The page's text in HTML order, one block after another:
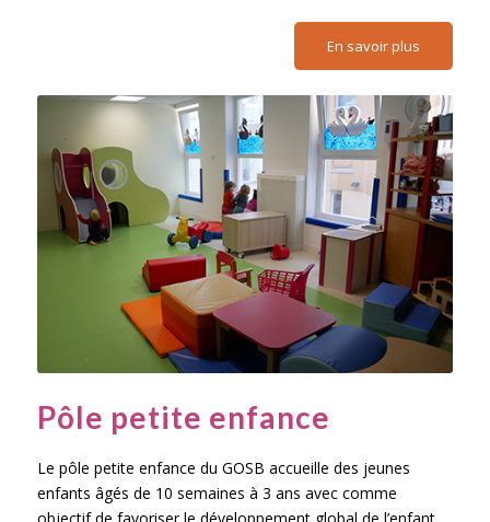
En savoir plus
Pôle petite enfance
Le pôle petite enfance du GOSB accueille des jeunes
enfants âgés de 10 semaines à 3 ans avec comme